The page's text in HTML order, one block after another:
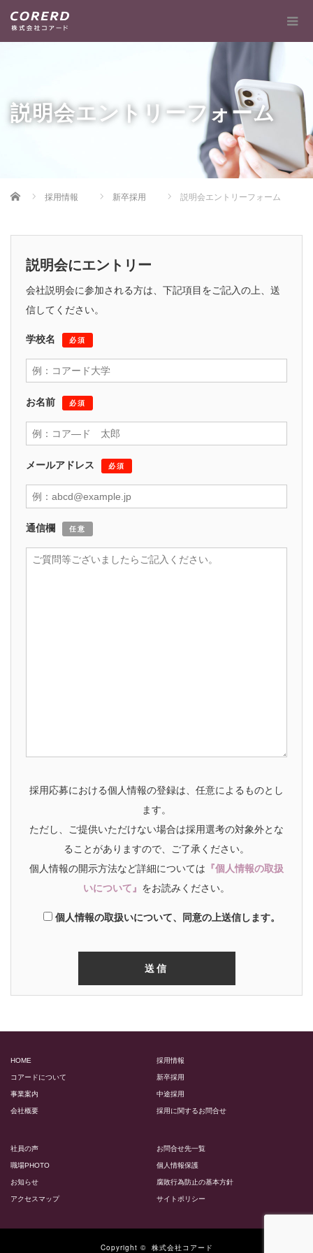
説明会エントリーフォーム
Home 採用情報 新卒採用 説明会エントリーフォーム
説明会にエントリー
会社説明会に参加される方は、下記項目をご記入の上、送
信してください。
学校名 必須
お名前 必須
メールアドレス 必須
通信欄 任意
採用応募における個人情報の登録は、任意によるものとし
ます。
ただし、ご提供いただけない場合は採用選考の対象外とな
ることがありますので、ご了承ください。
個人情報の開示方法など詳細については 『個人情報の取扱
いについて』 をお読みください。
個人情報の取扱いについて、同意の上送信します。
HOME
コアードについて
事業案内
会社概要
採用情報
新卒採用
中途採用
採用に関するお問合せ
社員の声
職場PHOTO
お知らせ
アクセスマップ
お問合せ先一覧
個人情報保護
腐敗行為防止の基本方針
サイトポリシー
Copyright © 株式会社コアード